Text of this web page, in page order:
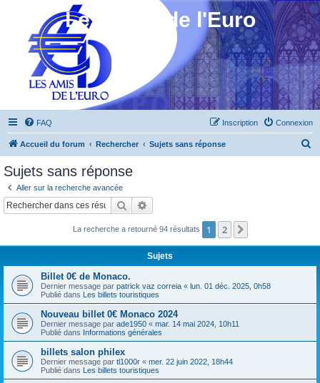
Les Amis de l'Euro
FAQ Connexion
Inscription
Accueil du forum Rechercher Sujets sans réponse
c
Sujets sans réponse
Aller sur la recherche avancée
Rechercher
La recherche a retourné 94 résultats 1 2
Sujets
Billet 0€ de Monaco.
Dernier message par patrick vaz correia « lun. 01 déc. 2025, 0h58
Publié dans Les billets touristiques
Nouveau billet 0€ Monaco 2024
Dernier message par ade1950 « mar. 14 mai 2024, 10h11
Publié dans Informations générales
billets salon philex
Dernier message par tl1000r « mer. 22 juin 2022, 18h44
Publié dans Les billets touristiques